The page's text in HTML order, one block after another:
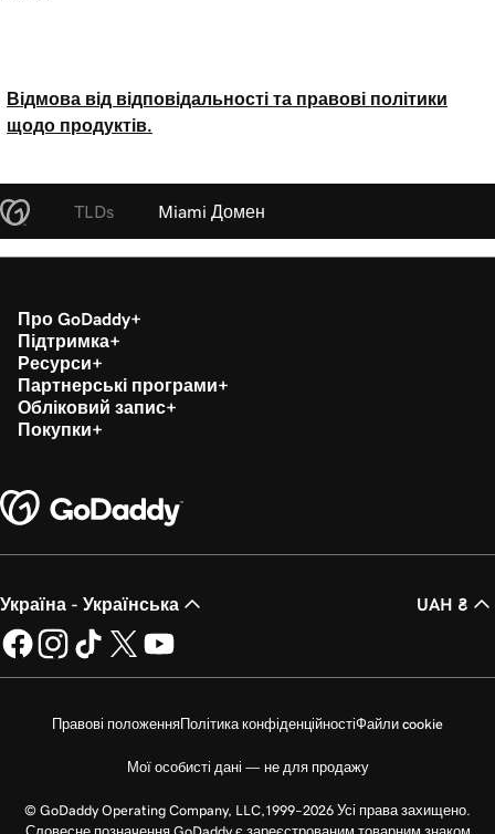
Відмова від відповідальності та правові політики
щодо продуктів.
TLDs Miami Домен
Про GoDaddy
Підтримка
Ресурси
Партнерські програми
Обліковий запис
Покупки
Україна - Українська UAH ₴
Правові положенняПолітика конфіденційностіФайли cookie
Мої особисті дані — не для продажу
© GoDaddy Operating Company, LLC,1999–2026 Усі права захищено.